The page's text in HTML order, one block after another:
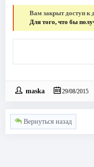
Вам закрыт доступ к
Для того, что бы
maska 29/08/2015
Вернуться назад